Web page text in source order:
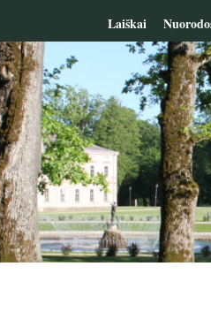
Laiškai